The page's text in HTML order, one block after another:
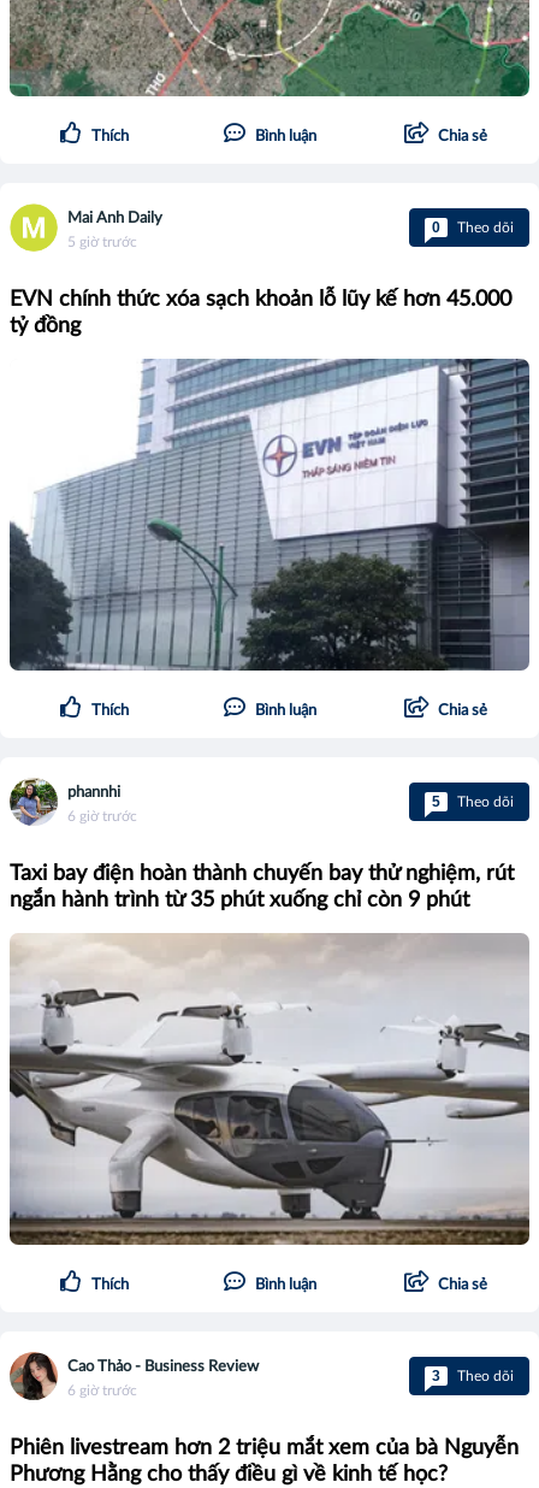
Thích Bình luận Chia sẻ
Mai Anh Daily
5 giờ trước
0 Theo dõi
EVN chính thức xóa sạch khoản lỗ lũy kế hơn 45.000
tỷ đồng
Thích Bình luận Chia sẻ
phannhi
6 giờ trước
5 Theo dõi
Taxi bay điện hoàn thành chuyến bay thử nghiệm, rút
ngắn hành trình từ 35 phút xuống chỉ còn 9 phút
Thích Bình luận Chia sẻ
Cao Thảo - Business Review
6 giờ trước
3 Theo dõi
Phiên livestream hơn 2 triệu mắt xem của bà Nguyễn
Phương Hằng cho thấy điều gì về kinh tế học?